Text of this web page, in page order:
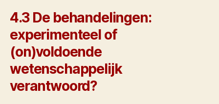
4.3 De behandelingen:
experimenteel of
(on)voldoende
wetenschappelijk
verantwoord?